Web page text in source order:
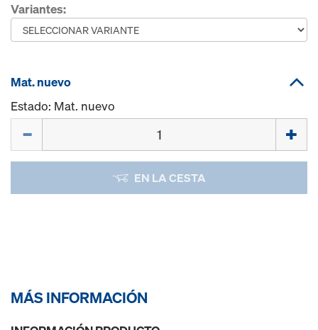
Variantes:
Mat. nuevo
Estado: Mat. nuevo
EN LA CESTA
MÁS INFORMACIÓN